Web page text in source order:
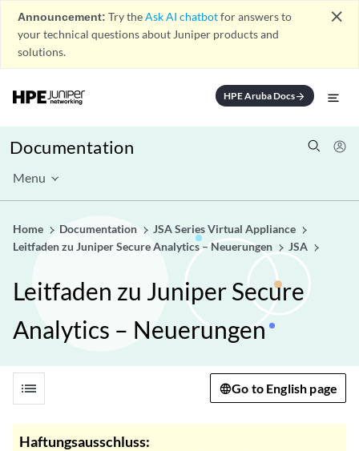
Announcement: Try theAsk AI chatbotfor answers to
your technical questions about Juniper products and
solutions.
close
HPE Aruba Docsarrow_forward
Documentation
Menu
Home Documentation
JSA Series Virtual Appliance
Leitfaden zu Juniper Secure Analytics – Neuerungen
JSA
Leitfaden zu Juniper Secure
Analytics – Neuerungen
list Go to English page
Haftungsausschluss: